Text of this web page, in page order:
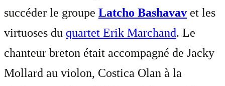
succéder le groupe Latcho Bashavav et les
virtuoses du quartet Erik Marchand. Le
chanteur breton était accompagné de Jacky
Mollard au violon, Costica Olan à la